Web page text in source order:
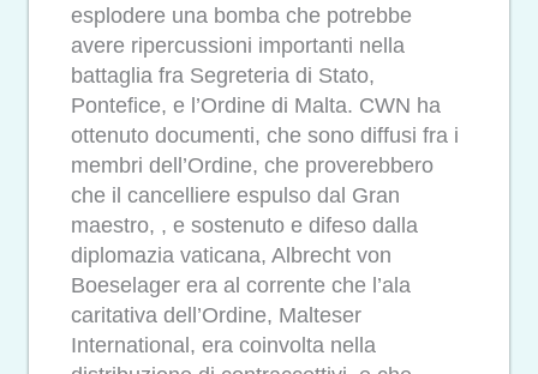
esplodere una bomba che potrebbe
avere ripercussioni importanti nella
battaglia fra Segreteria di Stato,
Pontefice, e l’Ordine di Malta. CWN ha
ottenuto documenti, che sono diffusi fra i
membri dell’Ordine, che proverebbero
che il cancelliere espulso dal Gran
maestro, , e sostenuto e difeso dalla
diplomazia vaticana, Albrecht von
Boeselager era al corrente che l’ala
caritativa dell’Ordine, Malteser
International, era coinvolta nella